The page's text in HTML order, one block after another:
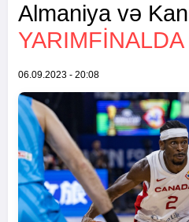
Almaniya və
YARIMFINALDA
06.09.2023 - 20:08